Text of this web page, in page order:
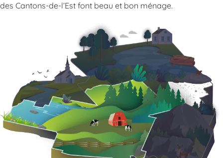
des Cantons-de-l’Est font beau et bon ménage.